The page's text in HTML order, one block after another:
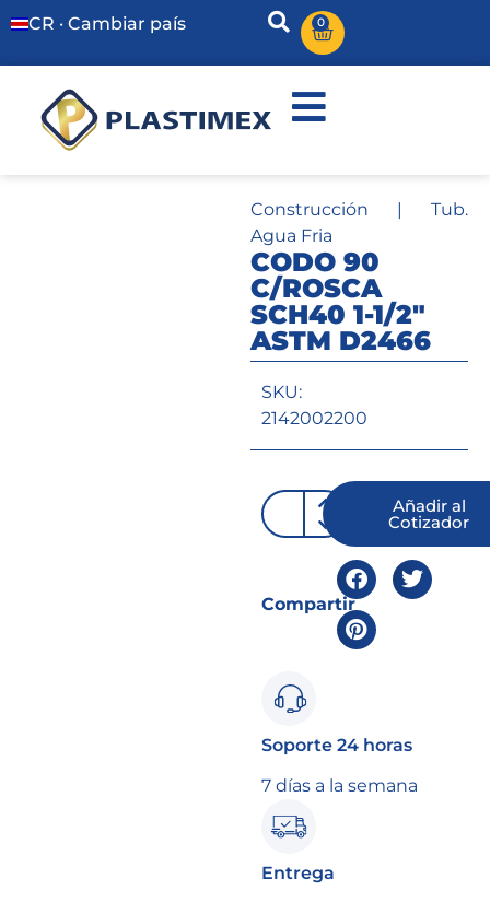
CR · Cambiar país 0
Construcción | Tub.
Agua Fria
CODO 90
C/ROSCA
SCH40 1-1/2″
ASTM D2466
SKU:
2142002200
Añadir al
Cotizador
Compartir
Soporte 24 horas
7 días a la semana
Entrega